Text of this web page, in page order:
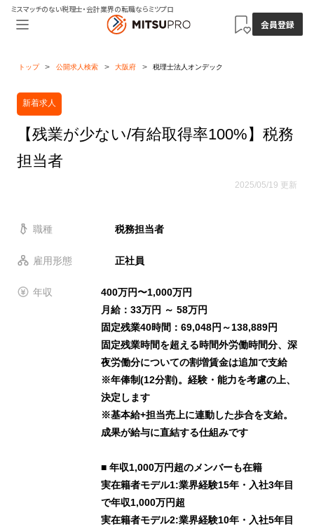
ミスマッチのない税理士・会計業界の転職ならミツプロ
会員登録
トップ 公開求人検索 大阪府 税理士法人オンデック
新着求人
【残業が少ない/有給取得率100%】税務
担当者
2025/05/19 更新
職種 税務担当者
雇用形態 正社員
年収
400万円〜1,000万円
月給：33万円 ～ 58万円
固定残業40時間：69,048円～138,889円
固定残業時間を超える時間外労働時間分、深
夜労働分についての割増賃金は追加で支給
※年俸制(12分割)。経験・能力を考慮の上、
決定します
※基本給+担当売上に連動した歩合を支給。
成果が給与に直結する仕組みです
■ 年収1,000万円超のメンバーも在籍
実在籍者モデル1:業界経験15年・入社3年目
で年収1,000万円超
実在籍者モデル2:業界経験10年・入社5年目